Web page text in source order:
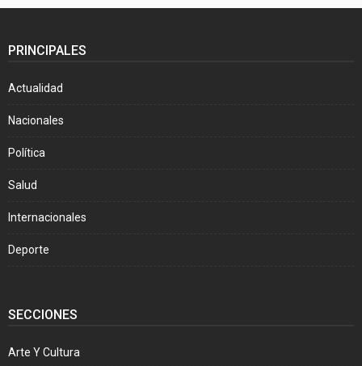
PRINCIPALES
Actualidad
Nacionales
Política
Salud
Internacionales
Deporte
SECCIONES
Arte Y Cultura